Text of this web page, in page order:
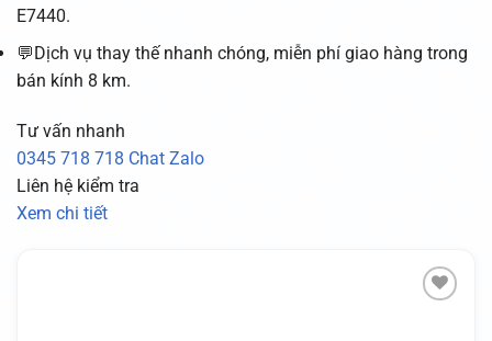
E7440.
💬Dịch vụ thay thế nhanh chóng, miễn phí giao hàng trong
bán kính 8 km.
Tư vấn nhanh
0345 718 718 Chat Zalo
Liên hệ kiểm tra
Xem chi tiết